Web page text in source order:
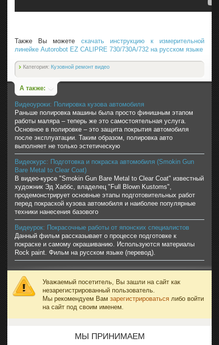
Также Вы можете скачать инструкцию к измерительной
линейке Autorobot EZ CALIPRE 730/730A/732 на русском языке
Категория: Кузовной ремонт видео
А также:
Видеоуроки: Полировка кузова автомобиля
Раньше полировка машины была просто финишным этапом
работы маляра – теперь же это самостоятельная услуга.
Основное в полировке – это защита покрытия автомобиля
после эксплуатации. Таким образом, полировка авто
выполняет не только эстетическую
Видеокурс: Подготовка и покраска автомобиля (Smokin Gun
Bare Metal to Clear Coat)
В видео-курсе "Smokin Gun Bare Metal to Clear Coat" известный
художник Эд Хаббс, владелец "Full Blown Kustoms",
продемонстрирует основные этапы подготовительных работ
перед покраской кузова автомобиля и наиболее популярные
техники нанесения базового
Видеурок: Покрасочные работы от японских специалистов
Данный фильм рассказывает о процессе подготовке к
покраске и самому окрашиванию. Используются материалы
Rock paint. Фильм на русском языке (перевод).
Уважаемый посетитель, Вы зашли на сайт как
незарегистрированный пользователь.
Мы рекомендуем Вам зарегистрироваться либо войти
на сайт под своим именем.
МЫ ПРИНИМАЕМ